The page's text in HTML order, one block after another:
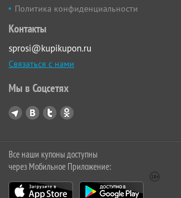
Политика конфиденциальности
Контакты
sprosi@kupikupon.ru
Связаться с нами
Мы в Соцсетях
Все наши купоны доступны
через Мобильное Приложение: